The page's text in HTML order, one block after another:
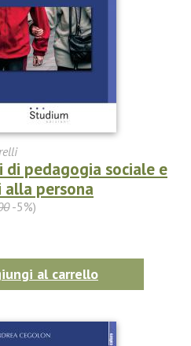
pedagogia sociale e
alla persona
-5%)
al carrello